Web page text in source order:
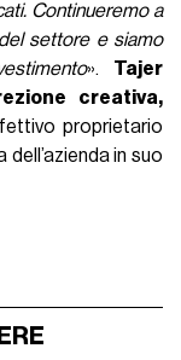
Continueremo a
settore e siamo
». Tajer
creativa,
proprietario
in suo